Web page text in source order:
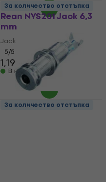
Rean NYS201 Jack 6,3
mm
Jack 6,3 mm
5/5
1,19 €
В наличност
За количество отстъпка
За количество отстъпка